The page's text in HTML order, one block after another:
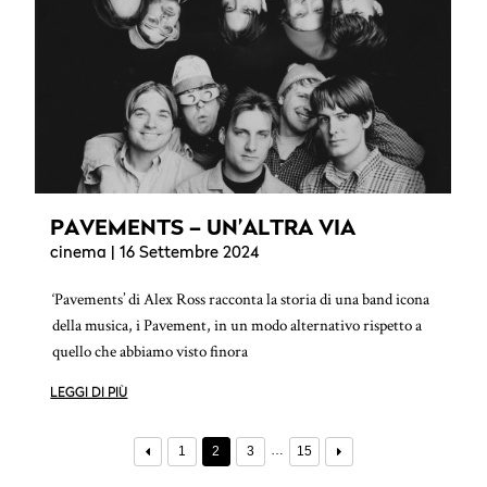
PAVEMENTS – UN’ALTRA VIA
cinema | 16 Settembre 2024
‘Pavements’ di Alex Ross racconta la storia di una band icona
della musica, i Pavement, in un modo alternativo rispetto a
quello che abbiamo visto finora
LEGGI DI PIÙ
1 2 3 … 15